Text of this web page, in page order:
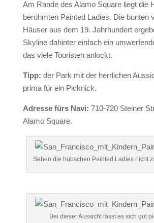
Am Rande des Alamo Square liegt die
berühmten Painted Ladies. Die bunten
Häuser aus dem 19. Jahrhundert
Skyline dahinter einfach ein
das viele Touristen anlockt.
Tipp: der Park mit der herrlichen
prima für ein Picknick.
Adresse fürs Navi: 710-720 Steiner
Alamo Square.
Sehen die hübschen Painted Ladies nicht
Bei dieser Aussicht lässt es sich gut